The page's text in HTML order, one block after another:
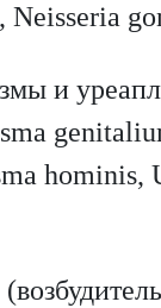
Neisseria
и
hominis,